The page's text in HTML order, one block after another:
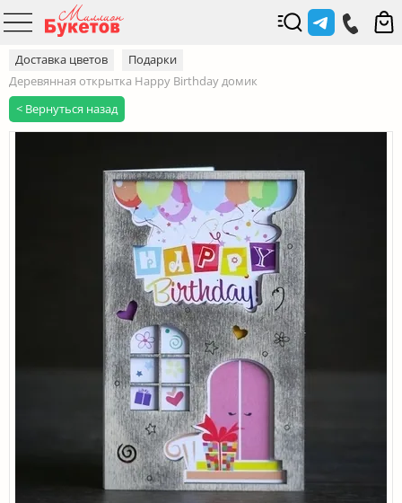
Доставка цветов
Подарки
Деревянная открытка Happy Birthday домик
< Вернуться назад